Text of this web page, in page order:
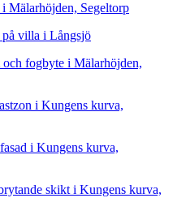
Mälarhöjden, Segeltorp
villa i Långsjö
fogbyte i Mälarhöjden,
i Kungens kurva,
i Kungens kurva,
skikt i Kungens kurva,